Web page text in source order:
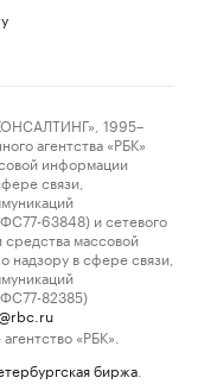
1995–
агентства «РБК»
информации
связи,
63848) и сетевого
средства массовой
в сфере связи,
82385)
«РБК».
биржа